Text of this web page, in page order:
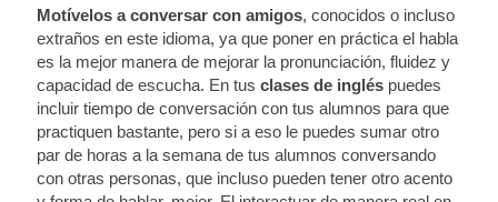
Motívelos a conversar con amigos, conocidos o incluso
extraños en este idioma, ya que poner en práctica el habla
es la mejor manera de mejorar la pronunciación, fluidez y
capacidad de escucha. En tus clases de inglés puedes
incluir tiempo de conversación con tus alumnos para que
practiquen bastante, pero si a eso le puedes sumar otro
par de horas a la semana de tus alumnos conversando
con otras personas, que incluso pueden tener otro acento